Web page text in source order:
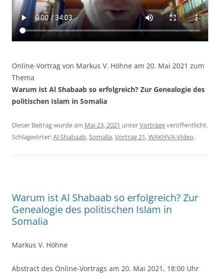
Online-Vortrag von Markus V. Höhne am 20. Mai 2021 zum
Thema
Warum ist Al Shabaab so erfolgreich? Zur Genealogie des
politischen Islam in Somalia
Dieser Beitrag wurde am Mai 23, 2021 unterVorträgeveröffentlicht.
Schlagwörter:Al-Shabaab,Somalia,Vortrag 21,WAKHVA-Video.
Warum ist Al Shabaab so erfolgreich? Zur
Genealogie des politischen Islam in
Somalia
Markus V. Höhne
Abstract des Online-Vortrags am 20. Mai 2021, 18:00 Uhr